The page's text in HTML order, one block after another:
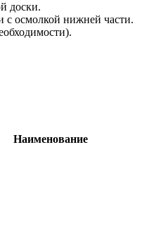
доски.
с осмолкой нижней части.
Наименование